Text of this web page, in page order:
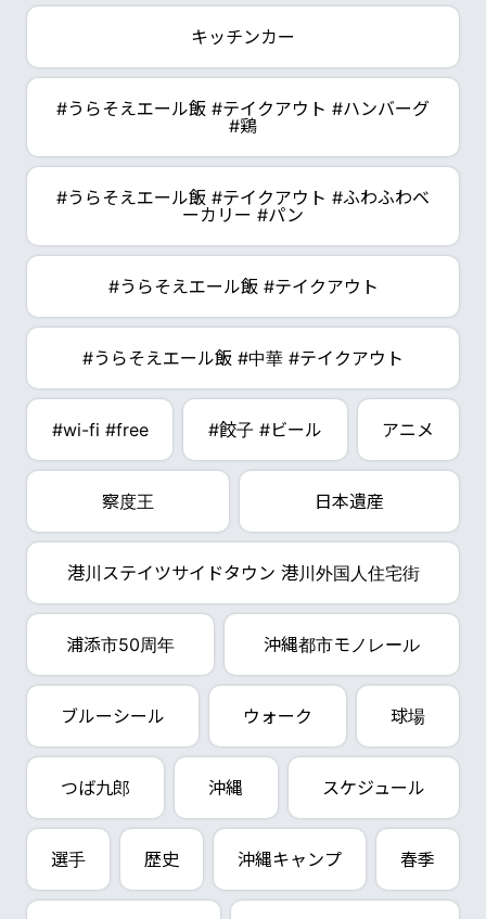
キッチンカー
#うらそえエール飯 #テイクアウト #ハンバーグ
#鶏
#うらそえエール飯 #テイクアウト #ふわふわベ
ーカリー #パン
#うらそえエール飯 #テイクアウト
#うらそえエール飯 #中華 #テイクアウト
#wi-fi #free #餃子 #ビール アニメ
察度王 日本遺産
港川ステイツサイドタウン 港川外国人住宅街
浦添市50周年 沖縄都市モノレール
ブルーシール ウォーク 球場
つば九郎 沖縄 スケジュール
選手 歴史 沖縄キャンプ 春季